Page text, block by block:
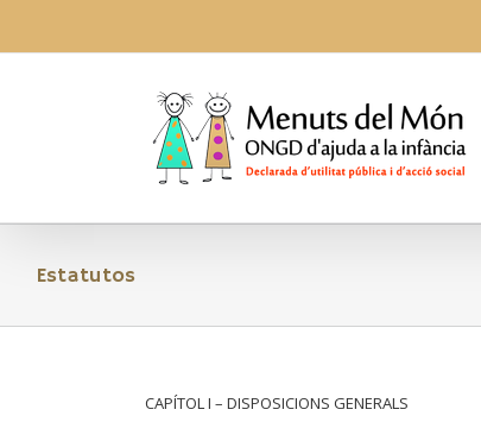
content
Estatutos
CAPÍTOL I – DISPOSICIONS GENERALS